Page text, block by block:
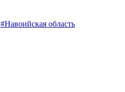
#Навоийская область